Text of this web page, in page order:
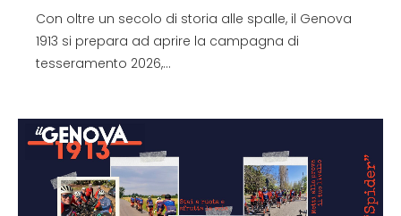
Con oltre un secolo di storia alle spalle, il Genova
1913 si prepara ad aprire la campagna di
tesseramento 2026,...